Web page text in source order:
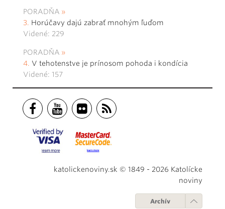
PORADŇA
Horúčavy dajú zabrať mnohým ľuďom
Videné: 229
PORADŇA
V tehotenstve je prínosom pohoda i kondícia
Videné: 157
katolickenoviny.sk © 1849 - 2026 Katolícke
noviny
Archív